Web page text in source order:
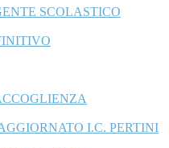
SCOLASTICO
I.C. PERTINI